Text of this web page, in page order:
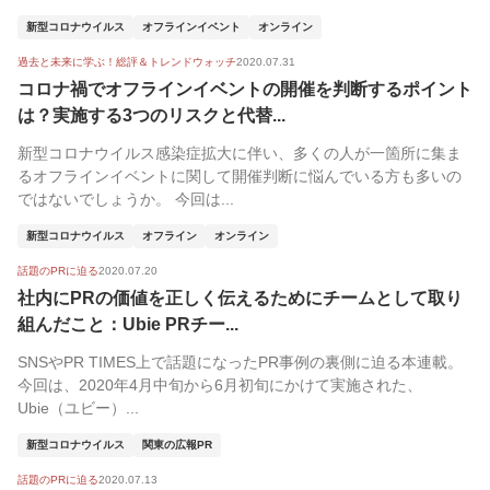
新型コロナウイルス オフラインイベント オンライン
過去と未来に学ぶ！総評＆トレンドウォッチ2020.07.31
コロナ禍でオフラインイベントの開催を判断するポイント
は？実施する3つのリスクと代替...
新型コロナウイルス感染症拡大に伴い、多くの人が一箇所に集ま
るオフラインイベントに関して開催判断に悩んでいる方も多いの
ではないでしょうか。 今回は...
新型コロナウイルス オフライン オンライン
話題のPRに迫る2020.07.20
社内にPRの価値を正しく伝えるためにチームとして取り
組んだこと：Ubie PRチー...
SNSやPR TIMES上で話題になったPR事例の裏側に迫る本連載。
今回は、2020年4月中旬から6月初旬にかけて実施された、
Ubie（ユビー）...
新型コロナウイルス 関東の広報PR
話題のPRに迫る2020.07.13